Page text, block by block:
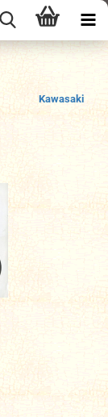
Kawasaki